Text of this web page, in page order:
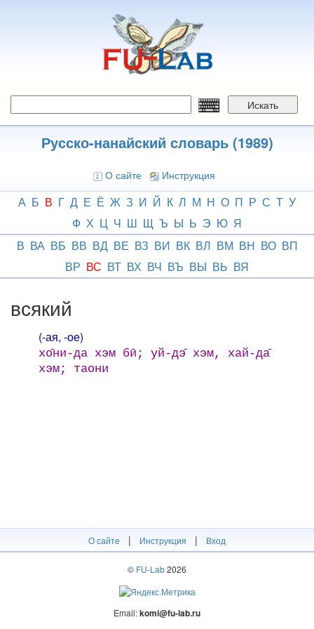
Искать
Русско-нанайский словарь (1989)
О сайте Инструкция
А Б В Г Д Е Ё Ж З И Й К Л М Н О П Р С Т У
Ф Х Ц Ч Ш Щ Ъ Ы Ь Э Ю Я
В ВА ВБ ВВ ВД ВЕ ВЗ ВИ ВК ВЛ ВМ ВН ВО ВП
ВР ВС ВТ ВХ ВЧ ВЪ ВЫ ВЬ ВЯ
всякий
(-ая, -ое)
хо̄ни-да хэм бӣ; уй-дэ̄ хэм, хай-да̄
хэм; таони
О сайте | Инструкция | Вход
© FU-Lab2026
Email:komi@fu-lab.ru